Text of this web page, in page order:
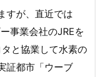
すが、直近では
事業会社のJREを
と協業して水素の
証都市「ウーブ